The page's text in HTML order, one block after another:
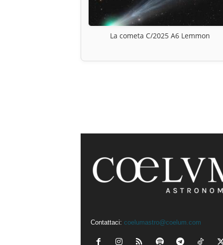
La cometa C/2025 A6 Lemmon
Contattaci: coelumastro@coelum.com